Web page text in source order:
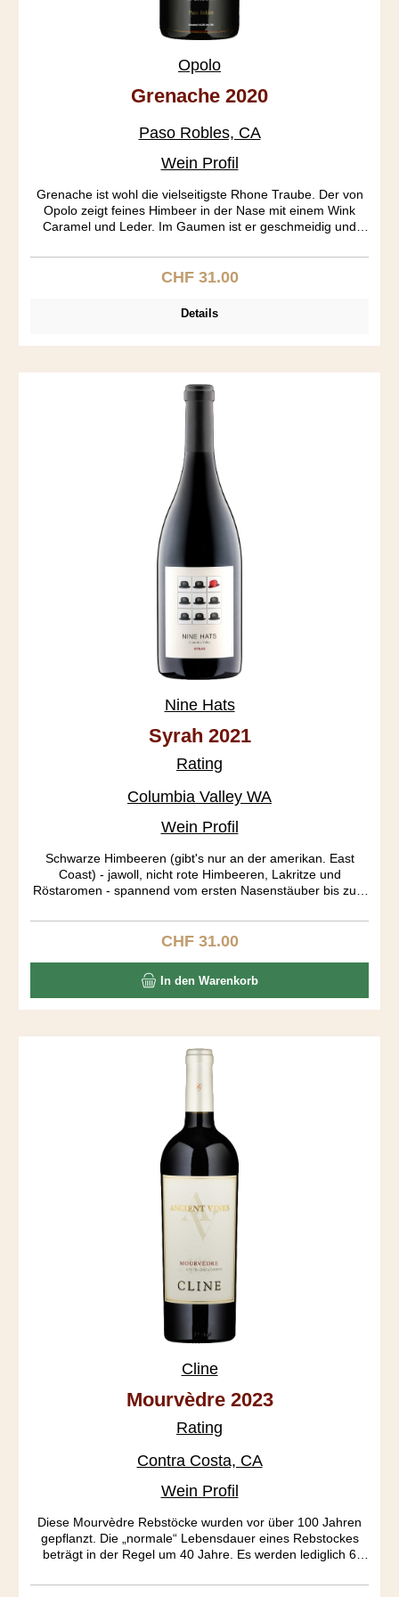
Opolo
Grenache 2020
Paso Robles, CA
Wein Profil
Grenache ist wohl die vielseitigste Rhone Traube. Der von
Opolo zeigt feines Himbeer in der Nase mit einem Wink
Caramel und Leder. Im Gaumen ist er geschmeidig und
Schuss Pfiffigkeit.
Regulärer Preis:
CHF 31.00
Details
Nine Hats
Syrah 2021
Rating
Columbia Valley WA
Wein Profil
Schwarze Himbeeren (gibt's nur an der amerikan. East
Coast) - jawoll, nicht rote Himbeeren, Lakritze und
Röstaromen - spannend vom ersten Nasenstäuber bis zum
stammen aus drei verschieden Rebbergen: Stone Tree and
Candy Mountain Vineyards aus der Red Mountain AVA
Yakima Valley die Frucht in diesen Ausnahme Blend.
Regulärer Preis:
CHF 31.00
In den Warenkorb
Cline
Mourvèdre 2023
Rating
Contra Costa, CA
Wein Profil
Diese Mourvèdre Rebstöcke wurden vor über 100 Jahren
gepflanzt. Die „normale“ Lebensdauer eines Rebstockes
beträgt in der Regel um 40 Jahre. Es werden lediglich 6
Ausnahmeweines ist die ausgeprägte Frucht und das tiefe